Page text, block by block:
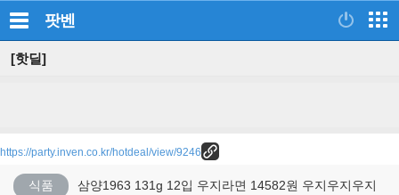
팟벤
[핫딜]
https://party.inven.co.kr/hotdeal/view/9246
식품 삼양1963 131g 12입 우지라면 14582원 우지우지우지